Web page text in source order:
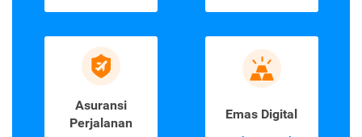
Asuransi
Perjalanan
Emas Digital